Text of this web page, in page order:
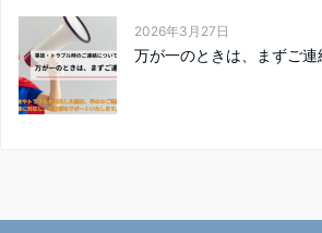
2026年3月27日
万が一のときは、まずご